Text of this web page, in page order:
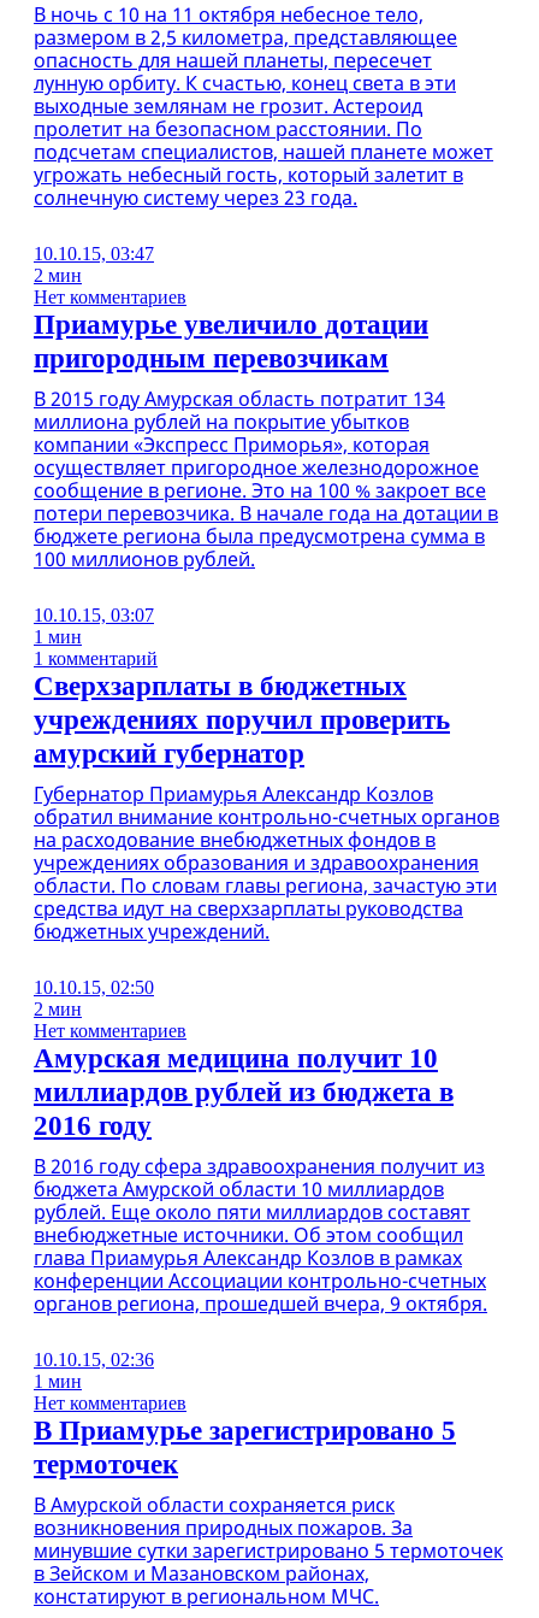
В ночь с 10 на 11 октября небесное тело,
размером в 2,5 километра, представляющее
опасность для нашей планеты, пересечет
лунную орбиту. К счастью, конец света в эти
выходные землянам не грозит. Астероид
пролетит на безопасном расстоянии. По
подсчетам специалистов, нашей планете может
угрожать небесный гость, который залетит в
солнечную систему через 23 года.
10.10.15, 03:47
2 мин
Нет комментариев
Приамурье увеличило дотации
пригородным перевозчикам
В 2015 году Амурская область потратит 134
миллиона рублей на покрытие убытков
компании «Экспресс Приморья», которая
осуществляет пригородное железнодорожное
сообщение в регионе. Это на 100 % закроет все
потери перевозчика. В начале года на дотации в
бюджете региона была предусмотрена сумма в
100 миллионов рублей.
10.10.15, 03:07
1 мин
1 комментарий
Сверхзарплаты в бюджетных
учреждениях поручил проверить
амурский губернатор
Губернатор Приамурья Александр Козлов
обратил внимание контрольно-счетных органов
на расходование внебюджетных фондов в
учреждениях образования и здравоохранения
области. По словам главы региона, зачастую эти
средства идут на сверхзарплаты руководства
бюджетных учреждений.
10.10.15, 02:50
2 мин
Нет комментариев
Амурская медицина получит 10
миллиардов рублей из бюджета в
2016 году
В 2016 году сфера здравоохранения получит из
бюджета Амурской области 10 миллиардов
рублей. Еще около пяти миллиардов составят
внебюджетные источники. Об этом сообщил
глава Приамурья Александр Козлов в рамках
конференции Ассоциации контрольно-счетных
органов региона, прошедшей вчера, 9 октября.
10.10.15, 02:36
1 мин
Нет комментариев
В Приамурье зарегистрировано 5
термоточек
В Амурской области сохраняется риск
возникновения природных пожаров. За
минувшие сутки зарегистрировано 5 термоточек
в Зейском и Мазановском районах,
констатируют в региональном МЧС.